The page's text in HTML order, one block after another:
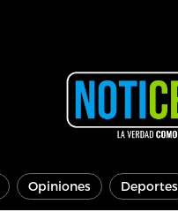
Opiniones Deportes